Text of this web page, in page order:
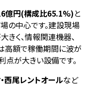
億円(構成比65.1%)と
の中心です。建設現場
く、情報関連機器、
高額で稼働期間に波が
点が大きい設備です。
西尾レントオールなど